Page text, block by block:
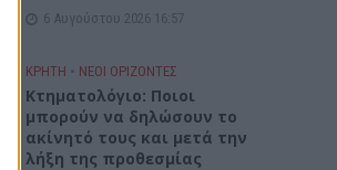
6 Αυγούστου 2026 16:57
ΚΡΗΤΗ • ΝΕΟΙ ΟΡΙΖΟΝΤΕΣ
Κτηματολόγιο: Ποιοι
μπορούν να δηλώσουν το
ακίνητό τους και μετά την
λήξη της προθεσμίας